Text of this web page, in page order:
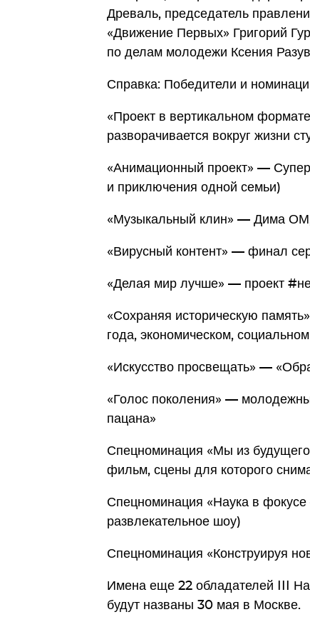
Древаль, председатель
«Движение Первых» Григорий
по делам молодежи Ксения
Справка: Победители и
«Проект в вертикальном
разворачивается вокруг жизни
«Анимационный проект» —
и приключения одной семьи)
«Музыкальный клин» — Дима
«Вирусный контент» — финал
«Делая мир лучше» — проект
«Сохраняя историческую
года, экономическом,
«Искусство просвещать» —
«Голос поколения» —
пацана»
Спецноминация «Мы из
фильм, сцены для которого
Спецноминация «Наука в
развлекательное шоу)
Спецноминация «Конструируя
Имена еще 22 обладателей III
будут названы 30 мая в Москве.